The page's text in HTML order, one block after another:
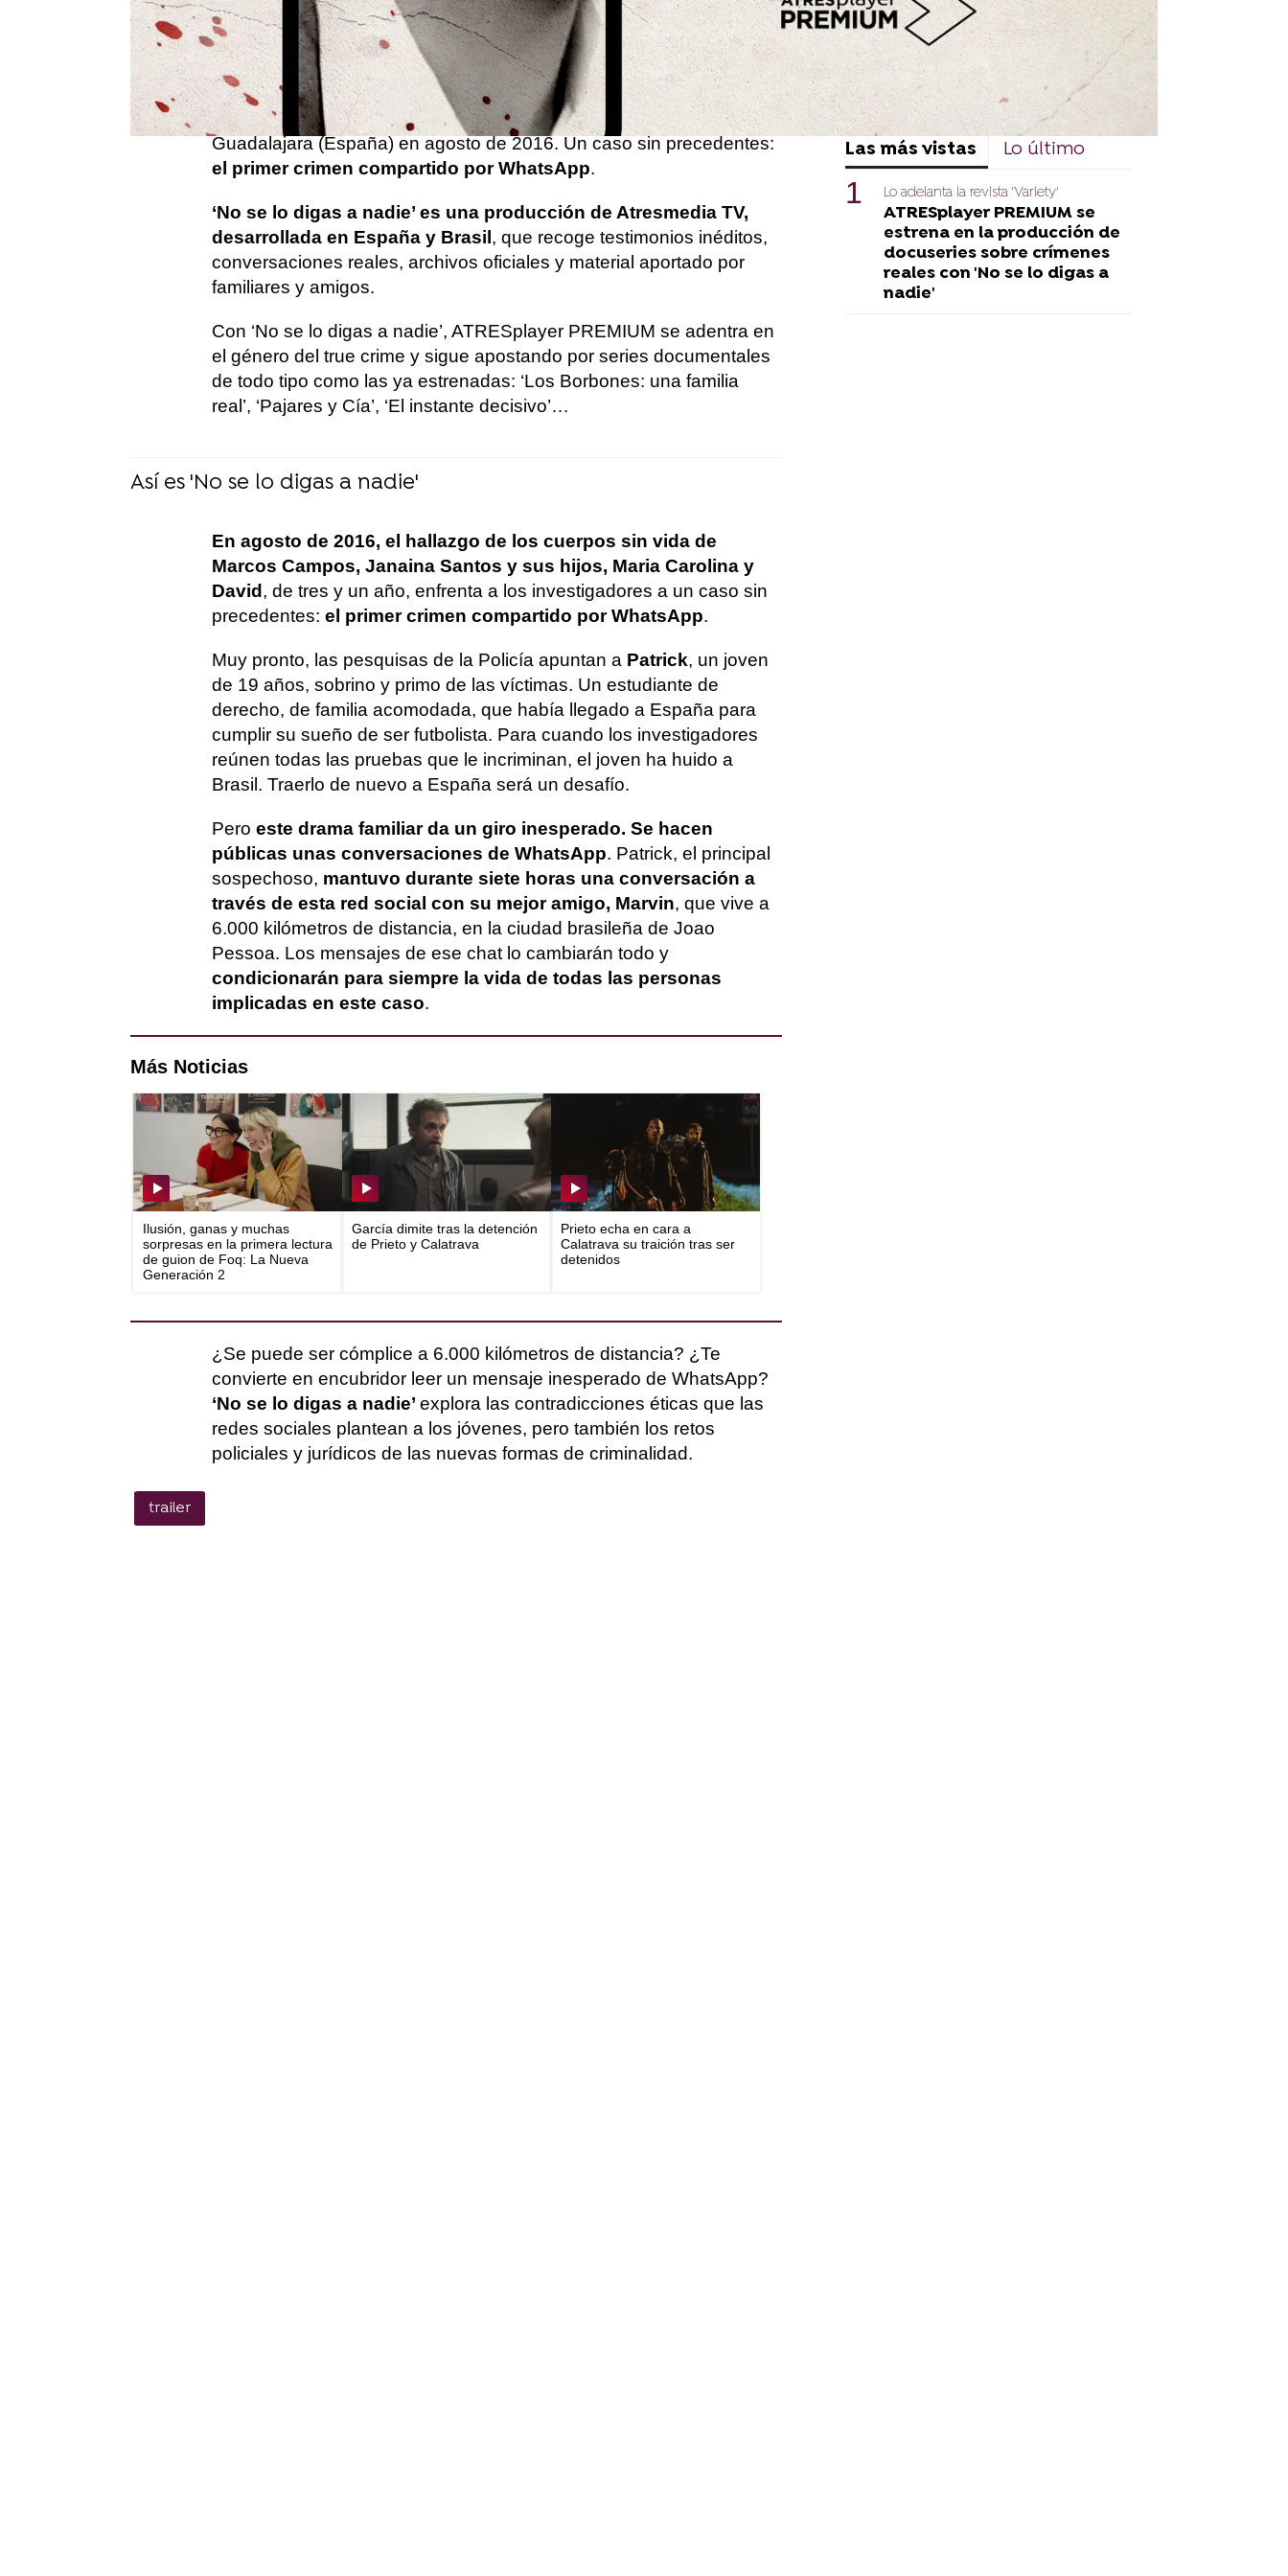
documental sobre el crimen de Pioz está compuesta por cinco
episodios yse estrenará en 2023.
Este nuevo original de ATRESplayer PREMIUM
ahonda en el
asesinato de una familia brasileña en Pioz, un pequeño pueblo de
Guadalajara (España) en agosto de 2016. Un caso sin precedentes:
el primer crimen compartido por WhatsApp.
‘No se lo digas a nadie’ es una producción de Atresmedia TV,
desarrollada en España y Brasil , que recoge testimonios inéditos,
conversaciones reales, archivos oficiales y material aportado por
familiares y amigos.
Con ‘No se lo digas a nadie’, ATRESplayer PREMIUM se adentra en
el género del true crime y sigue apostando por series documentales
de todo tipo como las ya estrenadas: ‘Los Borbones: una familia
real’, ‘Pajares y Cía’, ‘El instante decisivo’…
Así es 'No se lo digas a nadie'
En agosto de 2016, el hallazgo de los cuerpos sin vida de
Marcos Campos, Janaina Santos y sus hijos, Maria Carolina y
David , de tres y un año, enfrenta a los investigadores a un caso sin
precedentes: el primer crimen compartido por WhatsApp.
Muy pronto, las pesquisas de la Policía apuntan a Patrick, un joven
de 19 años, sobrino y primo de las víctimas. Un estudiante de
derecho, de familia acomodada, que había llegado a España para
cumplir su sueño de ser futbolista. Para cuando los investigadores
reúnen todas las pruebas que le incriminan, el joven ha huido a
Brasil. Traerlo de nuevo a España será un desafío.
Pero este drama familiar da un giro inesperado. Se hacen
públicas unas conversaciones de WhatsApp. Patrick, el principal
sospechoso, mantuvo durante siete horas una conversación a
través de esta red social con su mejor amigo, Marvin, que vive a
6.000 kilómetros de distancia, en la ciudad brasileña de Joao
Pessoa. Los mensajes de ese chat lo cambiarán todo y
condicionarán para siempre la vida de todas las personas
implicadas en este caso.
Más Noticias
Ilusión, ganas y muchas
sorpresas en la primera lectura
de guion de Foq: La Nueva
Generación 2
García dimite tras la detención
de Prieto y Calatrava
Prieto echa en cara a
Calatrava su traición tras ser
detenidos
¿Se puede ser cómplice a 6.000 kilómetros de distancia? ¿Te
convierte en encubridor leer un mensaje inesperado de WhatsApp?
‘No se lo digas a nadie’ explora las contradicciones éticas que las
redes sociales plantean a los jóvenes, pero también los retos
policiales y jurídicos de las nuevas formas de criminalidad.
trailer
Las más vistas Lo último
Lo adelanta la revista 'Variety'
ATRESplayer PREMIUM se
estrena en la producción de
docuseries sobre crímenes
reales con 'No se lo digas a
nadie'